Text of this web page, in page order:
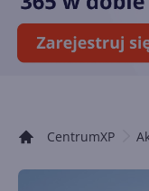
CentrumXP